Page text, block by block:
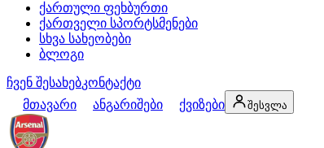
ქართული ფეხბურთი
ქართველი სპორტსმენები
სხვა სახეობები
ბლოგი
ჩვენ შესახებკონტაქტი
მთავარი
ანგარიშები ქვიზები შესვლა